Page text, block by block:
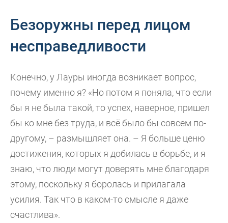
Безоружны перед лицом
несправедливости
Конечно, у Лауры иногда возникает вопрос,
почему именно я? «Но потом я поняла, что если
бы я не была такой, то успех, наверное, пришел
бы ко мне без труда, и всё было бы совсем по-
другому, – размышляет она. – Я больше ценю
достижения, которых я добилась в борьбе, и я
знаю, что люди могут доверять мне благодаря
этому, поскольку я боролась и прилагала
усилия. Так что в каком-то смысле я даже
счастлива».